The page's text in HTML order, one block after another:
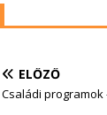
ELŐZŐ
Családi programok